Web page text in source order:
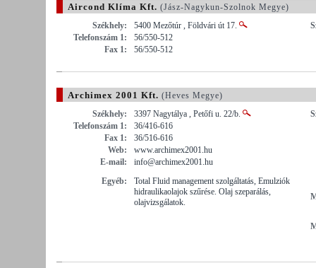
Aircond Klíma Kft. (Jász-Nagykun-Szolnok Megye)
Székhely:
5400 Mezőtúr , Földvári út 17.
Telefonszám 1:
56/550-512
Fax 1:
56/550-512
Archimex 2001 Kft. (Heves Megye)
Székhely:
3397 Nagytálya , Petőfi u. 22/b.
Telefonszám 1:
36/416-616
Fax 1:
36/516-616
Web:
www.archimex2001.hu
E-mail:
info@archimex2001.hu
Egyéb:
Total Fluid management szolgáltatás, Emulziók
hidraulikaolajok szűrése. Olaj szeparálás,
olajvizsgálatok.